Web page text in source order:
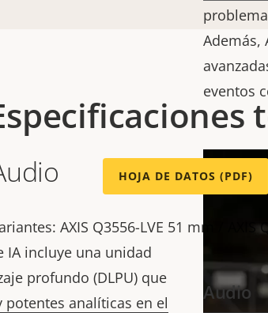
Además,
eventos
IA incluye una unidad
profundo (DLPU) que
potentes analíticas en el
HOJA DE DATOS (PDF)
AXIS Q3556-LVE 51 mm / AXIS
Audio